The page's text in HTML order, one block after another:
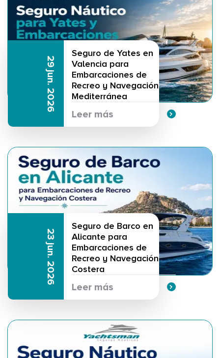
29 jun. 2026
Seguro de Yates en
Valencia para
Embarcaciones de
Recreo y Navegación
Mediterránea
Leer más
23 jun. 2026
Seguro de Barco en
Alicante para
Embarcaciones de
Recreo y Navegación
Costera
Leer más